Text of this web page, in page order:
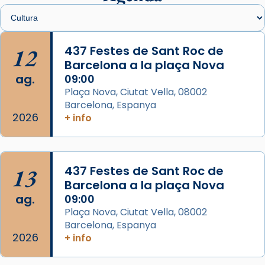
Santes de Mataró.
🔗
📸 J. Merino
Photo
View on Facebook · Share
Arquebisbat de Barcelona
2 weeks ago
Aquest dilluns, 27 de juliol, ha tingut lloc la
missa d’acció de gràcies en agraïment al
comitè organitzador de la visita apostòlica
del Sant Pare Lleó XIV a Barcelona, i als
col·laboradors, a la Catedral de Barcelona.
L’arquebisbe de Barcelona, el cardenal Joan
12
ag.
2026
437 Festes de Sant Roc de
Barcelona a la plaça Nova
09:00
Plaça Nova, Ciutat Vella, 08002
Barcelona, Espanya
+ info
13
ag.
2026
437 Festes de Sant Roc de
Barcelona a la plaça Nova
09:00
Plaça Nova, Ciutat Vella, 08002
Barcelona, Espanya
+ info